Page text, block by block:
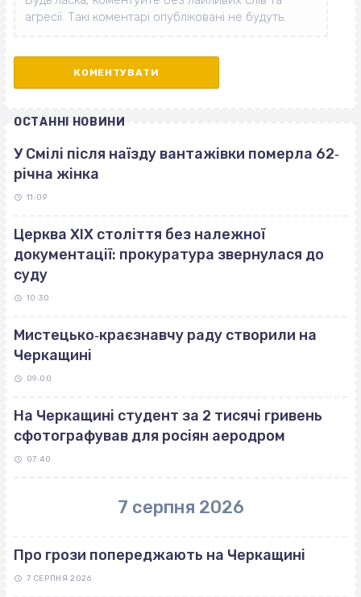
ОСТАННІ НОВИНИ
У Смілі після наїзду вантажівки померла 62‐
річна жінка
11:09
Церква ХІХ століття без належної
документації: прокуратура звернулася до
суду
10:30
Мистецько‐краєзнавчу раду створили на
Черкащині
09:00
На Черкащині студент за 2 тисячі гривень
сфотографував для росіян аеродром
07:40
7 серпня 2026
Про грози попереджають на Черкащині
7 СЕРПНЯ 2026